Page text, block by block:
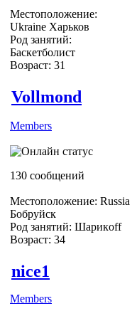
Местоположение:
Ukraine Харьков
Род занятий:
Баскетболист
Возраст: 31
Vollmond
Members
130 сообщений
Местоположение: Russia
Бобруйск
Род занятий: Шарикoff
Возраст: 34
nice1
Members